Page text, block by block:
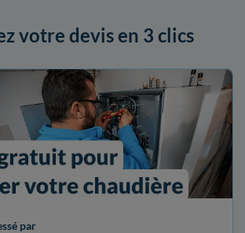
votre devis en 3 clics
par